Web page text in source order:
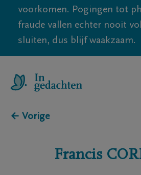
voorkomen. Pogingen tot
fraude vallen echter nooit
sluiten, dus blijf waakzaam.
← Vorige
Francis